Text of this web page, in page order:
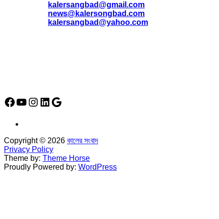
kalersangbad@gmail.com
news@kalersongbad.com
kalersangbad@yahoo.com
Facebook
YouTube
Instagram
LinkedIn
Google
Copyright © 2026 কালের সংবাদ
Privacy Policy
Theme by: Theme Horse
Proudly Powered by: WordPress